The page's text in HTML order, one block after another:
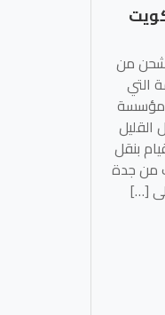
من
التي
مؤسسة
بنقل
من جدة
[…]